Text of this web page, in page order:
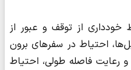
خودداری از توقف و عبور از
احتیاط در سفرهای برون
رعایت فاصله طولی، احتیاط